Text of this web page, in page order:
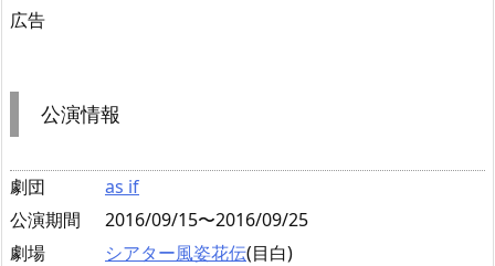
広告
公演情報
劇団
as if
公演期間
2016/09/15〜2016/09/25
劇場
シアター風姿花伝(目白)